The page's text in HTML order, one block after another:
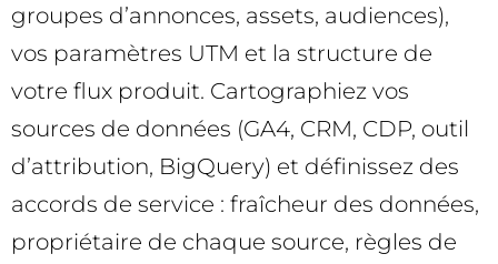
groupes d’annonces, assets, audiences),
vos paramètres UTM et la structure de
votre flux produit. Cartographiez vos
sources de données (GA4, CRM, CDP, outil
d’attribution, BigQuery) et définissez des
accords de service : fraîcheur des données,
propriétaire de chaque source, règles de